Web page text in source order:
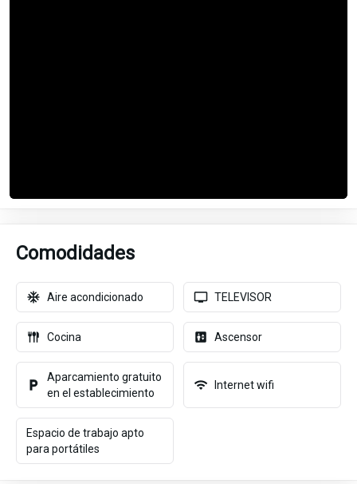
Comodidades
Aire acondicionado TELEVISOR
Cocina Ascensor
Aparcamiento gratuito
en el establecimiento
Internet wifi
Espacio de trabajo apto
para portátiles